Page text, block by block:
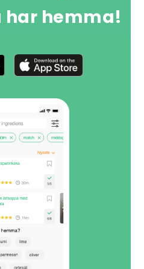
har hemma!